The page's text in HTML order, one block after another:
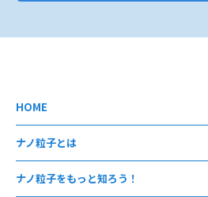
HOME
ナノ粒子とは
ナノ粒子をもっと知ろう！